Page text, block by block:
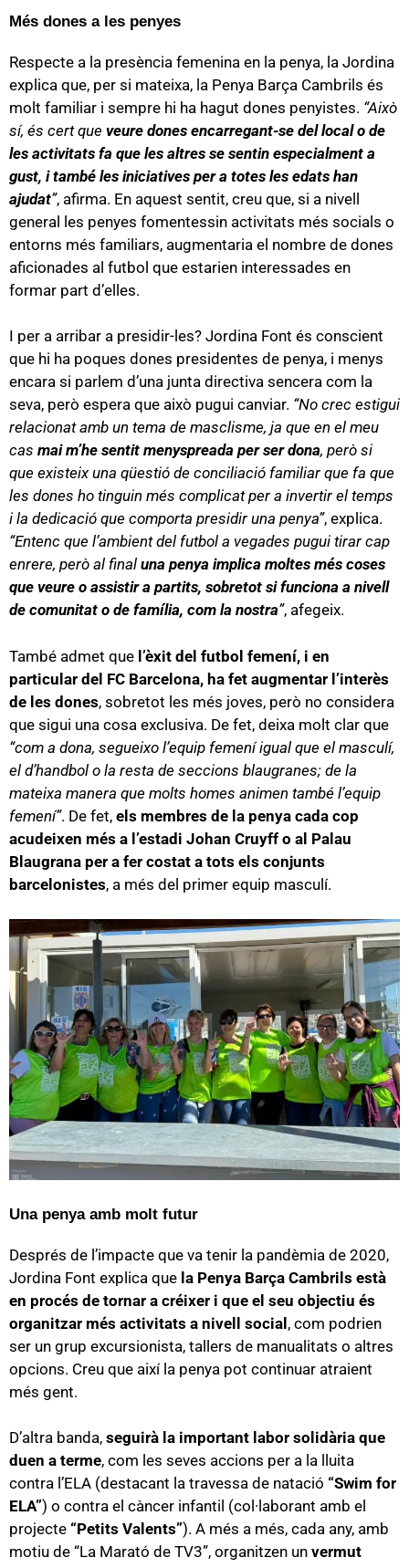
Més dones a les penyes
Respecte a la presència femenina en la penya, la Jordina
explica que, per si mateixa, la Penya Barça Cambrils és
molt familiar i sempre hi ha hagut dones penyistes. “Això
sí, és cert que veure dones encarregant-se del local o de
les activitats fa que les altres se sentin especialment a
gust, i també les iniciatives per a totes les edats han
ajudat”, afirma. En aquest sentit, creu que, si a nivell
general les penyes fomentessin activitats més socials o
entorns més familiars, augmentaria el nombre de dones
aficionades al futbol que estarien interessades en
formar part d’elles.
I per a arribar a presidir-les? Jordina Font és conscient
que hi ha poques dones presidentes de penya, i menys
encara si parlem d’una junta directiva sencera com la
seva, però espera que això pugui canviar. “No crec estigui
relacionat amb un tema de masclisme, ja que en el meu
cas mai m’he sentit menyspreada per ser dona, però si
que existeix una qüestió de conciliació familiar que fa que
les dones ho tinguin més complicat per a invertir el temps
i la dedicació que comporta presidir una penya”, explica.
“Entenc que l’ambient del futbol a vegades pugui tirar cap
enrere, però al final una penya implica moltes més coses
que veure o assistir a partits, sobretot si funciona a nivell
de comunitat o de família, com la nostra”, afegeix.
També admet que l’èxit del futbol femení, i en
particular del FC Barcelona, ha fet augmentar l’interès
de les dones, sobretot les més joves, però no considera
que sigui una cosa exclusiva. De fet, deixa molt clar que
“com a dona, segueixo l’equip femení igual que el masculí,
el d’handbol o la resta de seccions blaugranes; de la
mateixa manera que molts homes animen també l’equip
femení”. De fet, els membres de la penya cada cop
acudeixen més a l’estadi Johan Cruyff o al Palau
Blaugrana per a fer costat a tots els conjunts
barcelonistes, a més del primer equip masculí.
Una penya amb molt futur
Després de l’impacte que va tenir la pandèmia de 2020,
Jordina Font explica que la Penya Barça Cambrils està
en procés de tornar a créixer i que el seu objectiu és
organitzar més activitats a nivell social, com podrien
ser un grup excursionista, tallers de manualitats o altres
opcions. Creu que així la penya pot continuar atraient
més gent.
D’altra banda, seguirà la important labor solidària que
duen a terme, com les seves accions per a la lluita
contra l’ELA (destacant la travessa de natació “Swim for
ELA”) o contra el càncer infantil (col·laborant amb el
projecte “Petits Valents”). A més a més, cada any, amb
motiu de “La Marató de TV3”, organitzen un vermut